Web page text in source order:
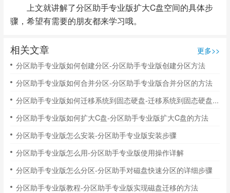
上文就讲解了分区助手专业版扩大C盘空间的具体步
骤，希望有需要的朋友都来学习哦。
相关文章
更多>>
分区助手专业版如何创建分区-分区助手专业版创建分区方法
分区助手专业版如何合并分区-分区助手专业版合并分区的方法
分区助手专业版如何迁移系统到固态硬盘-迁移系统到固态硬盘的方法
分区助手专业版如何扩大C盘-分区助手专业版扩大C盘的方法
分区助手专业版怎么安装-分区助手专业版安装步骤
分区助手专业版怎么用-分区助手专业版使用操作详解
分区助手专业版怎么分区-分区助手对磁盘快速分区的详细步骤
分区助手专业版教程-分区助手专业版实现磁盘迁移的方法